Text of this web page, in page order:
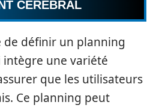
CÉRÉBRAL
définir un planning
une variété
que les utilisateurs
Ce planning peut